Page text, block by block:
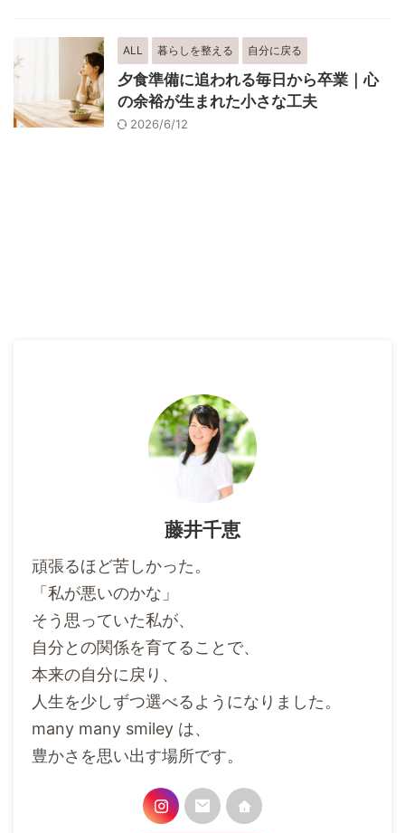
ALL 暮らしを整える 自分に戻る
夕食準備に追われる毎日から卒業｜心
の余裕が生まれた小さな工夫
2026/6/12
藤井千恵
頑張るほど苦しかった。
「私が悪いのかな」
そう思っていた私が、
自分との関係を育てることで、
本来の自分に戻り、
人生を少しずつ選べるようになりました。
many many smiley は、
豊かさを思い出す場所です。